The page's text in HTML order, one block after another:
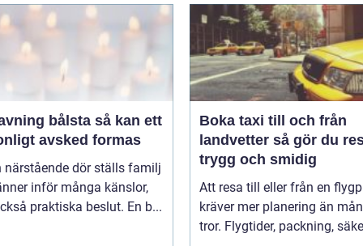
bålsta så kan ett
avsked formas
närstående dör ställs familj
inför många känslor,
praktiska beslut. En b...
Boka taxi till och från
landvetter så gör du resan
trygg och smidig
Att resa till eller från en
kräver mer planering än
tror. Flygtider, packning,